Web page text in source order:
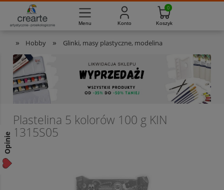
» Hobby » Glinki, masy plastyczne, modelina
Plastelina 5 kolorów 100 g KIN
1315S05
Masz pytania? 733-012-789 Pon. - Pt. 8:00 - 16:00
Opinie